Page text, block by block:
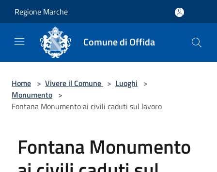
Regione Marche
Comune di Offida
Home > Vivere il Comune > Luoghi >
Monumento >
Fontana Monumento ai civili caduti sul lavoro
Fontana Monumento